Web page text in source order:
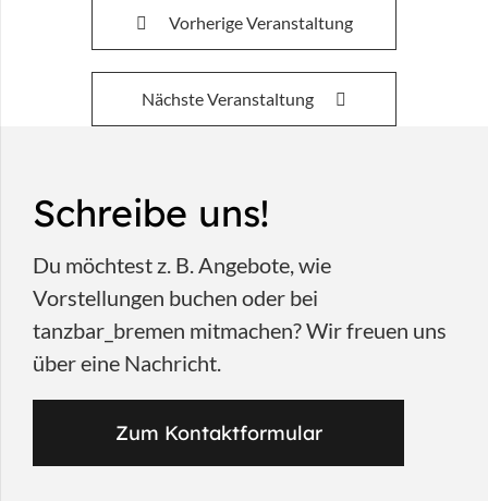
Vorherige Veranstaltung
Nächste Veranstaltung
Schreibe uns!
Du möchtest z. B. Angebote, wie
Vorstellungen buchen oder bei
tanzbar_bremen mitmachen? Wir freuen uns
über eine Nachricht.
Zum Kontaktformular